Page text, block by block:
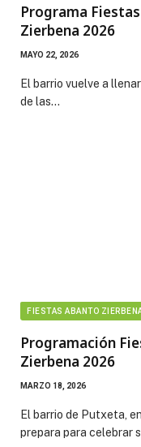
Programa
Zierbena 2026
MAYO 22, 2026
El barrio vuelve a
de las…
FIESTAS ABANTO
Programación
Zierbena 2026
MARZO 18, 2026
El barrio de Putxeta,
prepara para celebrar